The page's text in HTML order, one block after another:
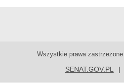
Wszystkie prawa
SENAT.GOV.PL